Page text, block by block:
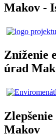
Makov -
Zníženie
úrad
Makov